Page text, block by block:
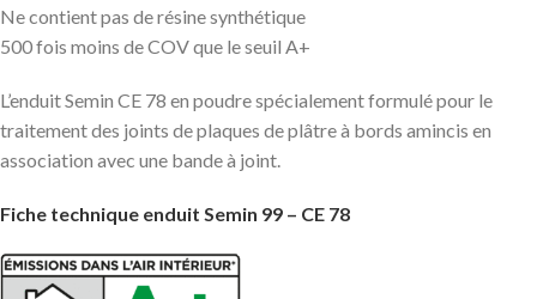
Ne contient pas de résine synthétique
500 fois moins de COV que le seuil A+
L’enduit Semin CE 78 en poudre spécialement formulé pour le
traitement des joints de plaques de plâtre à bords amincis en
association avec une bande à joint.
Fiche technique enduit Semin 99 – CE 78